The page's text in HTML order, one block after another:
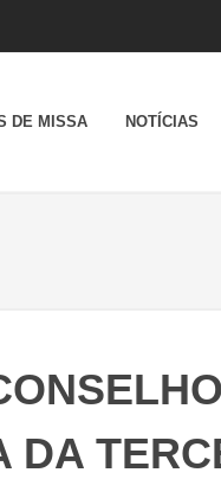
DE MISSA NOTÍCIAS
DA